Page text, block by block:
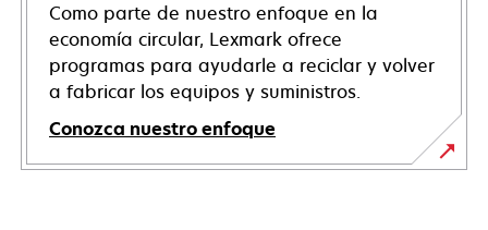
Como parte de nuestro enfoque en la
economía circular, Lexmark ofrece
programas para ayudarle a reciclar y volver
a fabricar los equipos y suministros.
Conozca nuestro enfoque